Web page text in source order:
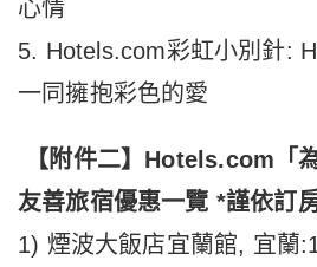
心情
5. Hotels.com彩虹小別針:
一同擁抱彩色的愛
【附件二】Hotels.com「
友善旅宿優惠一覽 *謹依訂
1) 煙波大飯店宜蘭館, 宜蘭